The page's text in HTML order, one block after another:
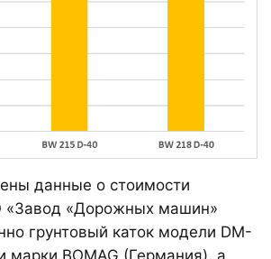
данные о стоимости
«Завод «Дорожных машин»
грунтовый каток модели DM-
марки BOMAG (Германия), а